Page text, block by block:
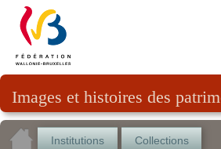
Images et histoires des
Institutions Collections